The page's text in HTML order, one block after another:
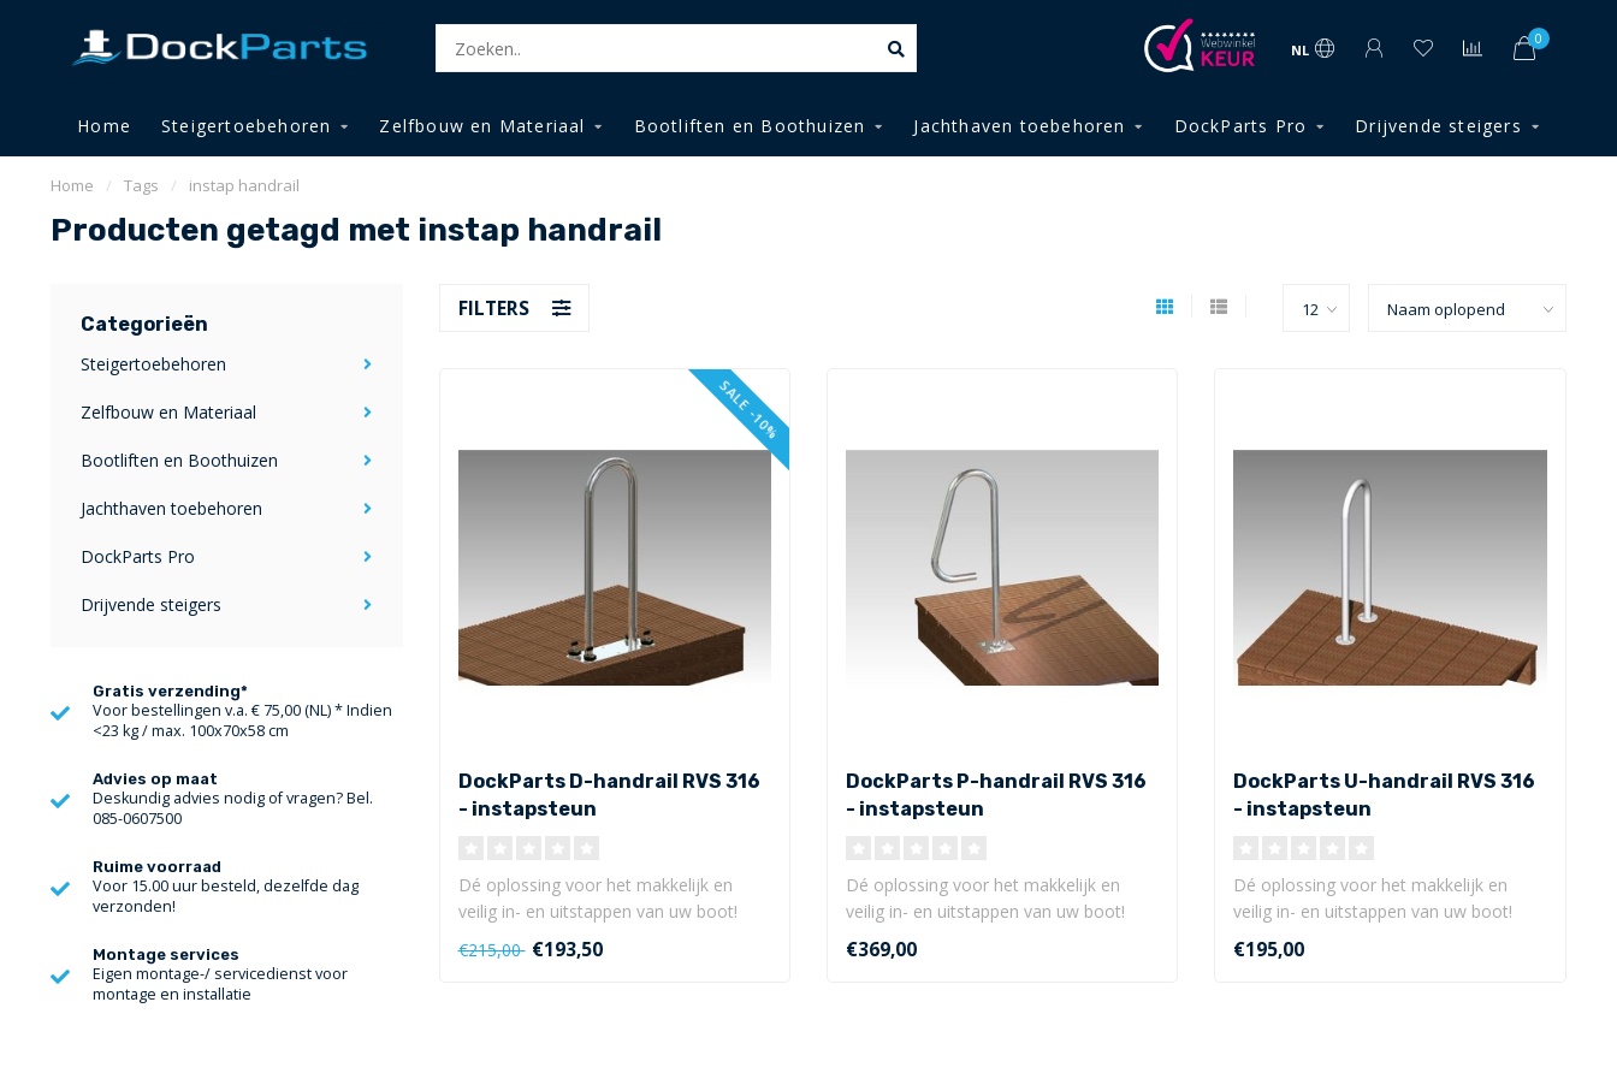
NL
0
Home Steigertoebehoren Zelfbouw en Materiaal Bootliften en Boothuizen Jachthaven toebehoren DockParts Pro Drijvende steigers
Home / Tags / instap handrail
Producten getagd met instap handrail
Categorieën
Steigertoebehoren
Zelfbouw en Materiaal
Bootliften en Boothuizen
Jachthaven toebehoren
DockParts Pro
Drijvende steigers
Gratis verzending*
Voor bestellingen v.a. € 75,00 (NL) * Indien
<23 kg / max. 100x70x58 cm
Advies op maat
Deskundig advies nodig of vragen? Bel.
085-0607500
Ruime voorraad
Voor 15.00 uur besteld, dezelfde dag
verzonden!
Montage services
Eigen montage-/ servicedienst voor
montage en installatie
FILTERS
SALE -10%
DockParts D-handrail RVS 316
- instapsteun
Dé oplossing voor het makkelijk en
veilig in- en uitstappen van uw boot!
€215,00 €193,50
DockParts P-handrail RVS 316
- instapsteun
Dé oplossing voor het makkelijk en
veilig in- en uitstappen van uw boot!
Deze..
€369,00
DockParts U-handrail RVS 316
- instapsteun
Dé oplossing voor het makkelijk en
veilig in- en uitstappen van uw boot!
Deze..
€195,00